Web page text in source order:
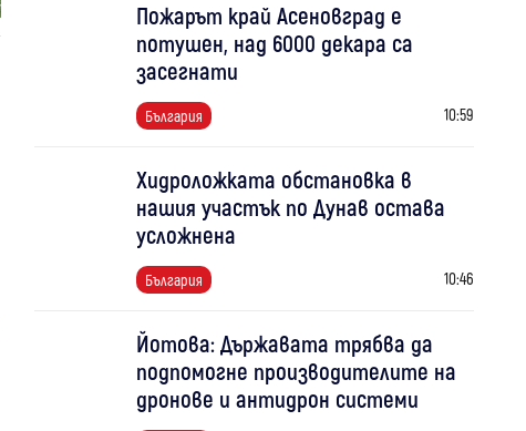
Пожарът край Асеновград е
потушен, над 6000 декара са
засегнати
България 10:59
Хидроложката обстановка в
нашия участък по Дунав остава
усложнена
България 10:46
Йотова: Държавата трябва да
подпомогне производителите на
дронове и антидрон системи